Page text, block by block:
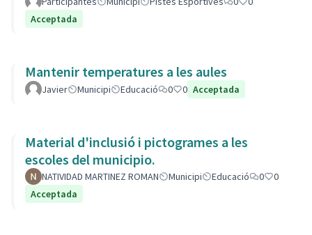
Acceptada
Mantenir temperatures a les aules
Javier Municipi Educació 0 0 Acceptada
Material d'inclusió i pictogrames a les
escoles del municipio.
NATIVIDAD MARTINEZ ROMAN Municipi Educació 0
0
Acceptada